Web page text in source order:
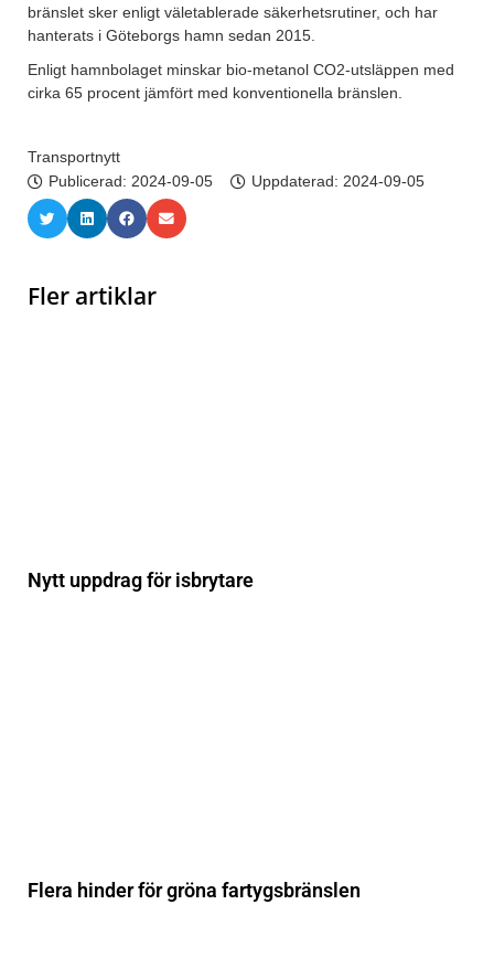
bränslet sker enligt väletablerade säkerhetsrutiner, och har
hanterats i Göteborgs hamn sedan 2015.
Enligt hamnbolaget minskar bio-metanol CO2-utsläppen med
cirka 65 procent jämfört med konventionella bränslen.
Transportnytt
Publicerad: 2024-09-05 Uppdaterad: 2024-09-05
Fler artiklar
Nytt uppdrag för isbrytare
Flera hinder för gröna fartygsbränslen